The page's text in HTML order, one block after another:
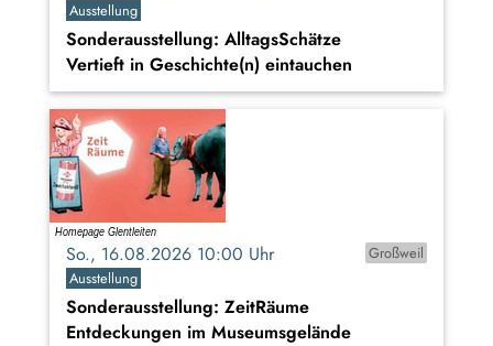
Ausstellung
Sonderausstellung: AlltagsSchätze
Vertieft in Geschichte(n) eintauchen
So., 16.08.2026 10:00 Uhr
Großweil
Ausstellung
Sonderausstellung: ZeitRäume
Entdeckungen im Museumsgelände